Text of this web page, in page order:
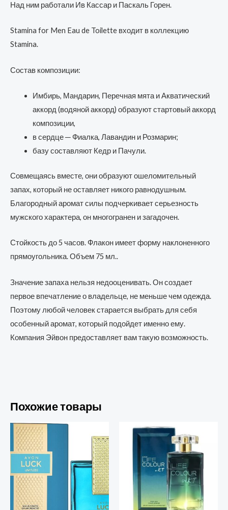
Над ним работали Ив Кассар и Паскаль Горен.
Stamina for Men Eau de Toilette входит в коллекцию
Stamina.
Состав композиции:
Имбирь, Мандарин, Перечная мята и Акватический
аккорд (водяной аккорд) образуют стартовый аккорд
композиции,
в сердце ─ Фиалка, Лавандин и Розмарин;
базу составляют Кедр и Пачули.
Совмещаясь вместе, они образуют ошеломительный
запах, который не оставляет никого равнодушным.
Благородный аромат силы подчеркивает серьезность
мужского характера, он многогранен и загадочен.
Стойкость до 5 часов. Флакон имеет форму наклоненного
прямоугольника. Объем 75 мл..
Значение запаха нельзя недооценивать. Он создает
первое впечатление о владельце, не меньше чем одежда.
Поэтому любой человек старается выбрать для себя
особенный аромат, который подойдет именно ему.
Компания Эйвон предоставляет вам такую возможность.
Похожие товары